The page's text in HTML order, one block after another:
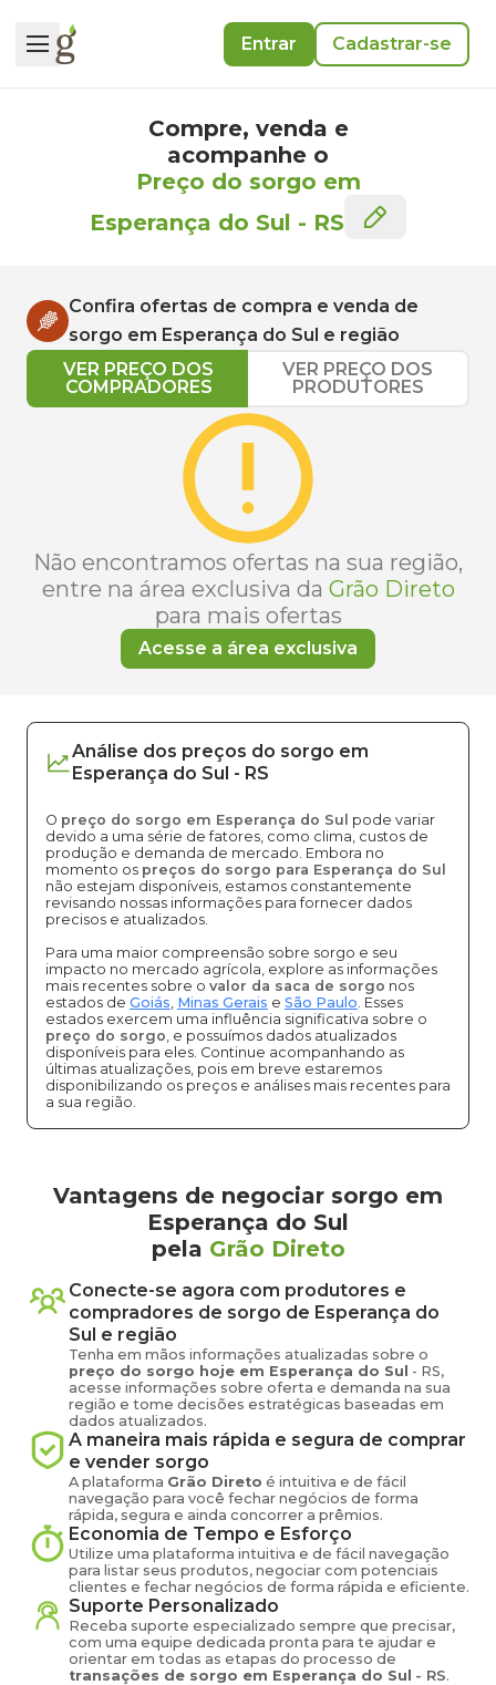
Entrar Cadastrar-se
Compre, venda e
acompanhe o
Preço do sorgo em
Esperança do Sul - RS
Confira ofertas de compra e venda de
sorgo em Esperança do Sul e região
VER PREÇO DOS
COMPRADORES
VER PREÇO DOS
PRODUTORES
Não encontramos ofertas na sua região,
entre na área exclusiva da Grão Direto
para mais ofertas
Acesse a área exclusiva
Análise dos preços do sorgo em
Esperança do Sul - RS
O preço do sorgo em Esperança do Sul pode variar
devido a uma série de fatores, como clima, custos de
produção e demanda de mercado. Embora no
momento os preços do sorgo para Esperança do Sul
não estejam disponíveis, estamos constantemente
revisando nossas informações para fornecer dados
precisos e atualizados.
Para uma maior compreensão sobre sorgo e seu
impacto no mercado agrícola, explore as informações
mais recentes sobre o valor da saca de sorgo nos
estados de Goiás, Minas Gerais e São Paulo. Esses
estados exercem uma influência significativa sobre o
preço do sorgo, e possuímos dados atualizados
disponíveis para eles. Continue acompanhando as
últimas atualizações, pois em breve estaremos
disponibilizando os preços e análises mais recentes para
a sua região.
Vantagens de negociar sorgo em
Esperança do Sul
pela Grão Direto
Conecte-se agora com produtores e
compradores de sorgo de Esperança do
Sul e região
Tenha em mãos informações atualizadas sobre o
preço do sorgo hoje em Esperança do Sul - RS,
acesse informações sobre oferta e demanda na sua
região e tome decisões estratégicas baseadas em
dados atualizados.
A maneira mais rápida e segura de comprar
e vender sorgo
A plataforma Grão Direto é intuitiva e de fácil
navegação para você fechar negócios de forma
rápida, segura e ainda concorrer a prêmios.
Economia de Tempo e Esforço
Utilize uma plataforma intuitiva e de fácil navegação
para listar seus produtos, negociar com potenciais
clientes e fechar negócios de forma rápida e eficiente.
Suporte Personalizado
Receba suporte especializado sempre que precisar,
com uma equipe dedicada pronta para te ajudar e
orientar em todas as etapas do processo de
transações de sorgo em Esperança do Sul - RS.